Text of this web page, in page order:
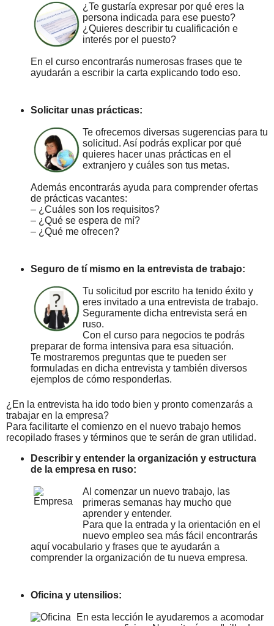
¿Te gustaría expresar por qué eres la
persona indicada para ese puesto?
¿Quieres describir tu cualificación e
interés por el puesto?
En el curso encontrarás numerosas frases que te
ayudarán a escribir la carta explicando todo eso.
Solicitar unas prácticas:
Te ofrecemos diversas sugerencias para tu
solicitud. Así podrás explicar por qué
quieres hacer unas prácticas en el
extranjero y cuáles son tus metas.
Además encontrarás ayuda para comprender ofertas
de prácticas vacantes:
– ¿Cuáles son los requisitos?
– ¿Qué se espera de mí?
– ¿Qué me ofrecen?
Seguro de tí mismo en la entrevista de trabajo:
Tu solicitud por escrito ha tenido éxito y
eres invitado a una entrevista de trabajo.
Seguramente dicha entrevista será en
ruso.
Con el curso para negocios te podrás
preparar de forma intensiva para esa situación.
Te mostraremos preguntas que te pueden ser
formuladas en dicha entrevista y también diversos
ejemplos de cómo responderlas.
¿En la entrevista ha ido todo bien y pronto comenzarás a
trabajar en la empresa?
Para facilitarte el comienzo en el nuevo trabajo hemos
recopilado frases y términos que te serán de gran utilidad.
Describir y entender la organización y estructura
de la empresa en ruso:
Al comenzar un nuevo trabajo, las
primeras semanas hay mucho que
aprender y entender.
Para que la entrada y la orientación en el
nuevo empleo sea más fácil encontrarás
aquí vocabulario y frases que te ayudarán a
comprender la organización de tu nueva empresa.
Oficina y utensilios:
En esta lección le ayudaremos a acomodar